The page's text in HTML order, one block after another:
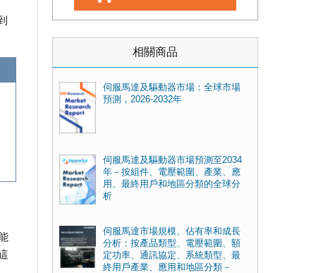
相關商品
伺服馬達及驅動器市場：全球市場
預測，2026-2032年
伺服馬達及驅動器市場預測至2034
年－按組件、電壓範圍、產業、應
用、最終用戶和地區分類的全球分
析
伺服馬達市場規模、佔有率和成長
分析：按產品類型、電壓範圍、額
定功率、通訊協定、系統類型、最
終用戶產業、應用和地區分類－